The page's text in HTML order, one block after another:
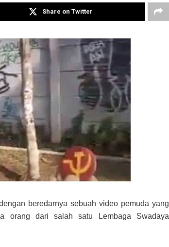
Share on Twitter
beredarnya sebuah video pemuda yang
orang dari salah satu Lembaga Swadaya